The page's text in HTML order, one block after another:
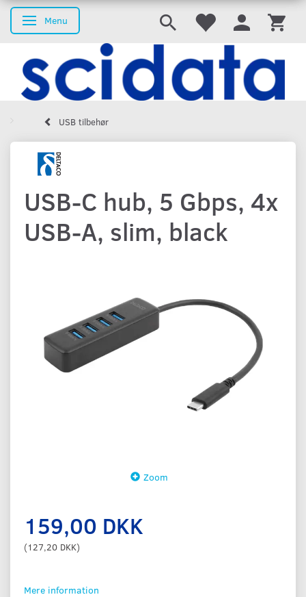
Skifte navigation
Menu
USB tilbehør
USB-C hub, 5 Gbps, 4x
USB-A, slim, black
Zoom
159,00 DKK
(127,20 DKK)
Mere information